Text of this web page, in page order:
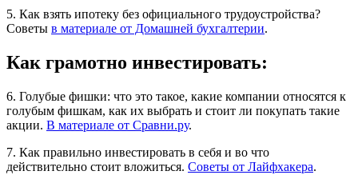
5. Как взять ипотеку без официального трудоустройства?
Советы в материале от Домашней бухгалтерии.
Как грамотно инвестировать:
6. Голубые фишки: что это такое, какие компании относятся к
голубым фишкам, как их выбрать и стоит ли покупать такие
акции. В материале от Сравни.ру.
7. Как правильно инвестировать в себя и во что
действительно стоит вложиться. Советы от Лайфхакера.